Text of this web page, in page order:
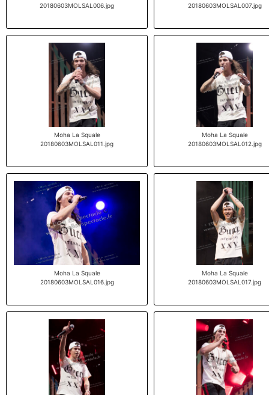
20180603MOLSAL006.jpg
20180603MOLSAL007.jpg
Moha La Squale
20180603MOLSAL011.jpg
Moha La Squale
20180603MOLSAL012.jpg
Moha La Squale
20180603MOLSAL016.jpg
Moha La Squale
20180603MOLSAL017.jpg